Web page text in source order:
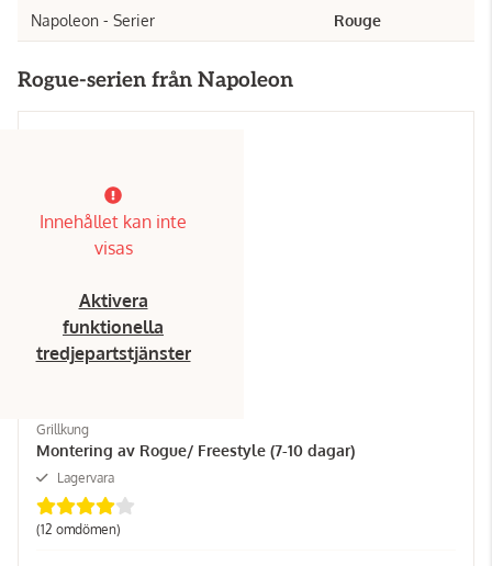
Napoleon - Serier Rouge
Rogue-serien från Napoleon
Innehållet kan inte
visas
Aktivera
funktionella
tredjepartstjänster
Grillkung
Montering av Rogue/ Freestyle (7-10 dagar)
Lagervara
(12 omdömen)